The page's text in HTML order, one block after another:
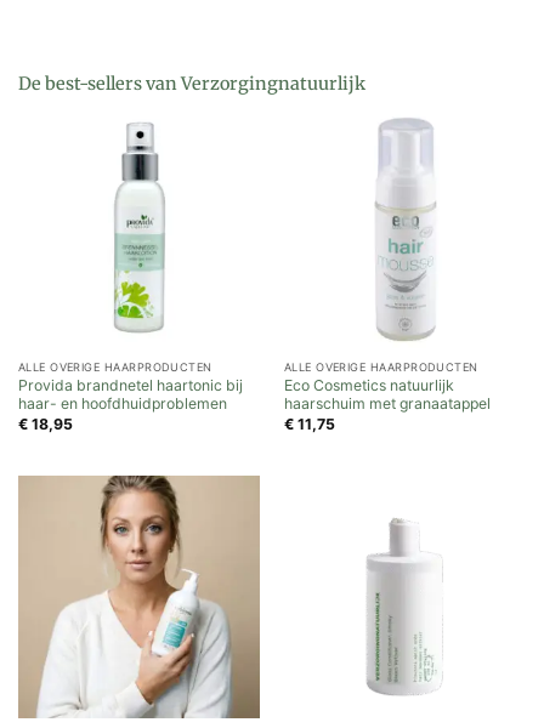
De best-sellers van Verzorgingnatuurlijk
ALLE OVERIGE HAARPRODUCTEN
Provida brandnetel haartonic bij
haar- en hoofdhuidproblemen
€18,95
ALLE OVERIGE HAARPRODUCTEN
Eco Cosmetics natuurlijk
haarschuim met granaatappel
€11,75